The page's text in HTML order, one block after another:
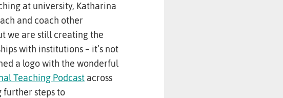
at university, Katharina
and coach other
we are still creating the
with institutions – it’s not
a logo with the wonderful
Teaching Podcastacross
further steps to